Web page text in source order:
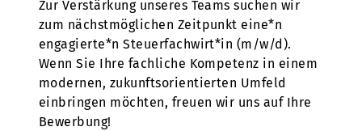
Zur Verstärkung unseres Teams suchen wir
zum nächstmöglichen Zeitpunkt eine*n
engagierte*n Steuerfachwirt*in (m/w/d).
Wenn Sie Ihre fachliche Kompetenz in einem
modernen, zukunftsorientierten Umfeld
einbringen möchten, freuen wir uns auf Ihre
Bewerbung!